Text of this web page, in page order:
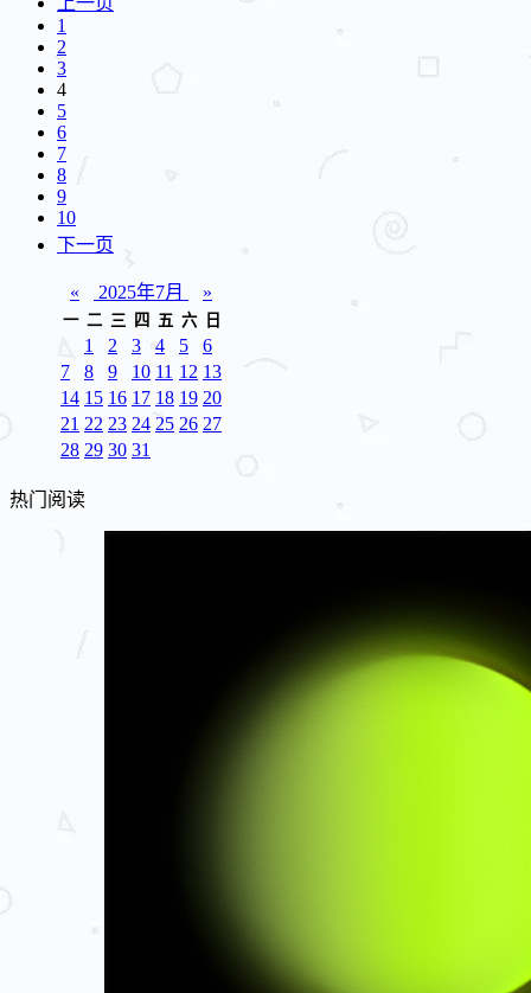
1
2
3
4
5
6
7
8
9
10
下一页
« 2025年7月 »
一 二 三 四 五 六 日
1 2 3 4 5
6
7
8 9 10 11 12 13
14 15 16 17 18 19 20
21 22 23 24 25 26 27
28 29 30 31
热门阅读